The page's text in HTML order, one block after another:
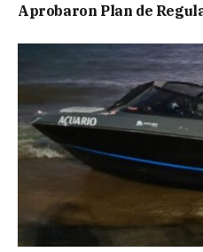
Aprobaron Plan de